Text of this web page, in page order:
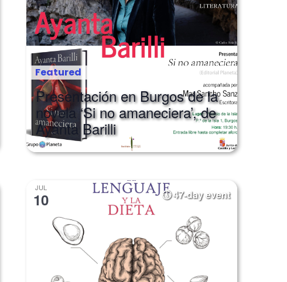
Featured
Presentación en Burgos de la
novela ‘Si no amaneciera’, de
Ayanta Barilli
JUL
10 47-day event